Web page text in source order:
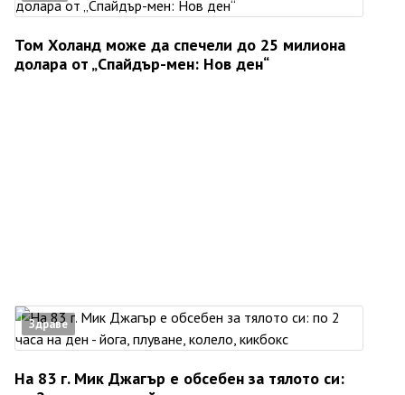
Том Холанд може да спечели до 25 милиона
долара от „Спайдър-мен: Нов ден“
Здраве
На 83 г. Мик Джагър е обсебен за тялото си: